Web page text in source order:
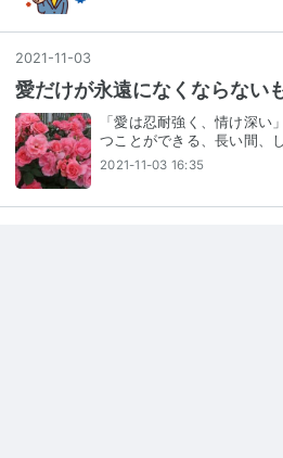
2021 -11 -03
愛だけが永遠になくならない
「愛は忍耐強く、情け深い
つことができる、長い間、
2021-11-03 16:35